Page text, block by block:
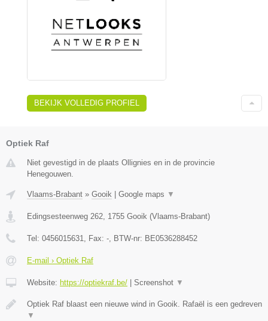
BEKIJK VOLLEDIG PROFIEL
Optiek Raf
Niet gevestigd in de plaats Ollignies en in de provincie
Henegouwen.
Vlaams-Brabant » Gooik | Google maps ▼
Edingsesteenweg 262 1755 Gooik (Vlaams-Brabant)
Tel: 0456015631 , Fax: - , BTW-nr: BE0536288452
E-mail › Optiek Raf
Website: https://optiekraf.be/ | Screenshot ▼
Optiek Raf blaast een nieuwe wind in Gooik. Rafaël is een gedreven
▼